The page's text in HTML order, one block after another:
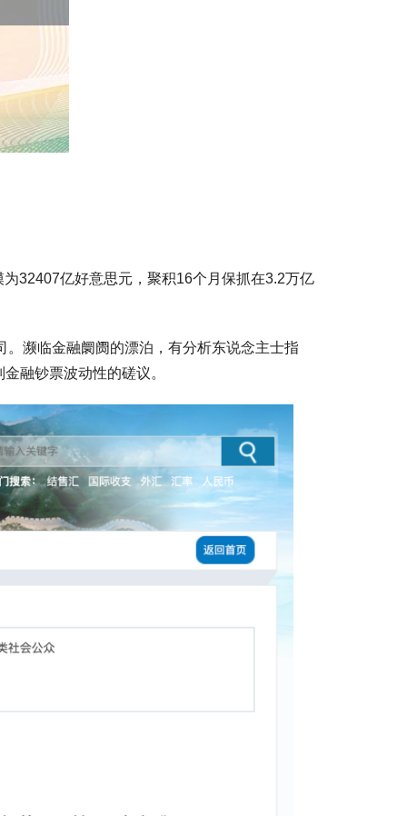
32407亿好意思元，聚积16个月保抓在3.2万亿
濒临金融阛阓的漂泊，有分析东说念主士指
融钞票波动性的磋议。